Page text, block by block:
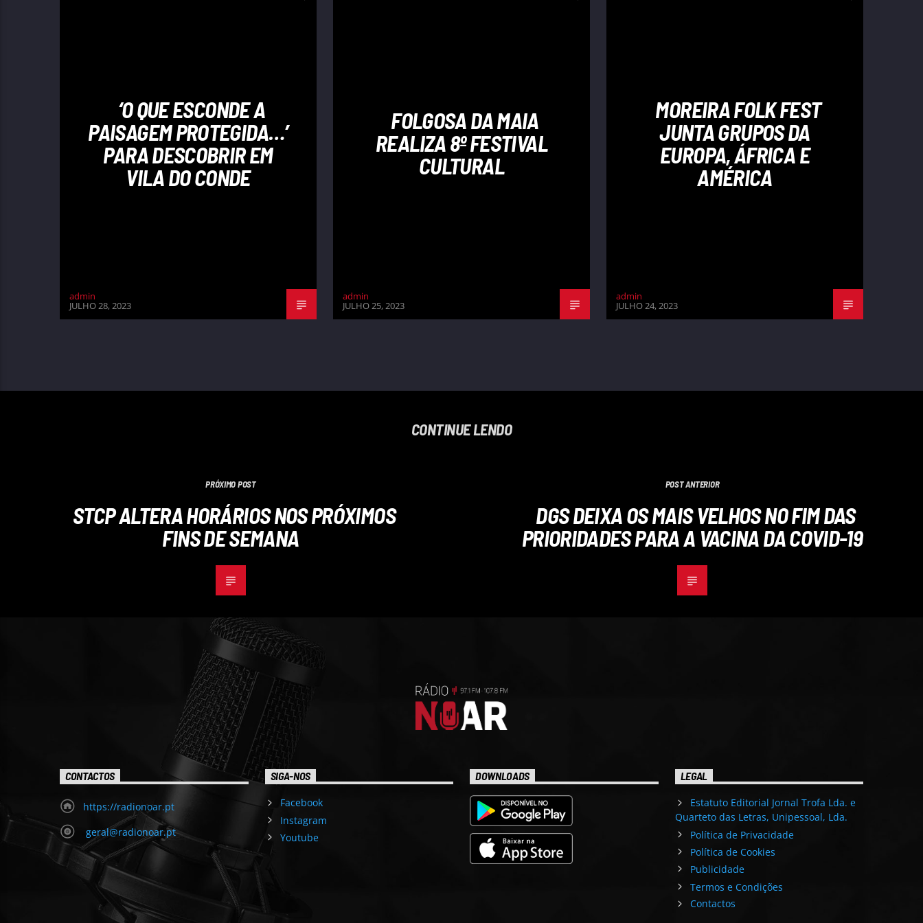
‘O QUE ESCONDE A
PAISAGEM PROTEGIDA…’
PARA DESCOBRIR EM
VILA DO CONDE
admin
JULHO 28, 2023
FOLGOSA DA MAIA
REALIZA 8º FESTIVAL
CULTURAL
admin
JULHO 25, 2023
MOREIRA FOLK FEST
JUNTA GRUPOS DA
EUROPA, ÁFRICA E
AMÉRICA
admin
JULHO 24, 2023
CONTINUE LENDO
PRÓXIMO POST
STCP ALTERA HORÁRIOS NOS PRÓXIMOS
FINS DE SEMANA
POST ANTERIOR
DGS DEIXA OS MAIS VELHOS NO FIM DAS
PRIORIDADES PARA A VACINA DA COVID-19
CONTACTOS
https://radionoar.pt
geral@radionoar.pt
SIGA-NOS
Facebook
Instagram
Youtube
DOWNLOADS LEGAL
Estatuto Editorial Jornal Trofa Lda. e
Quarteto das Letras, Unipessoal, Lda.
Política de Privacidade
Política de Cookies
Publicidade
Termos e Condições
Contactos